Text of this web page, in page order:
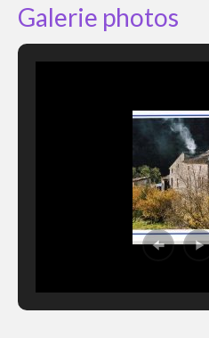
Galerie photos